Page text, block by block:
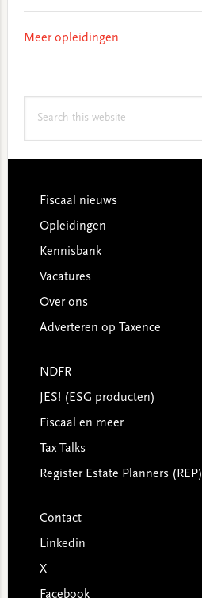
Meer opleidingen
Footer
Fiscaal nieuws
Opleidingen
Kennisbank
Vacatures
Over ons
Adverteren op Taxence
NDFR
JES! (ESG producten)
Fiscaal en meer
Tax Talks
Register Estate Planners (REP)
Contact
Linkedin
X
Facebook